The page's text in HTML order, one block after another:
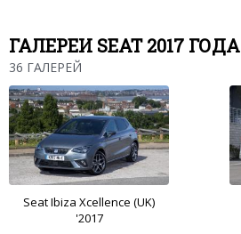
ГАЛЕРЕИ SEAT 2017 ГОДА
36 ГАЛЕРЕЙ
Seat Ibiza Xcellence (UK)
'2017